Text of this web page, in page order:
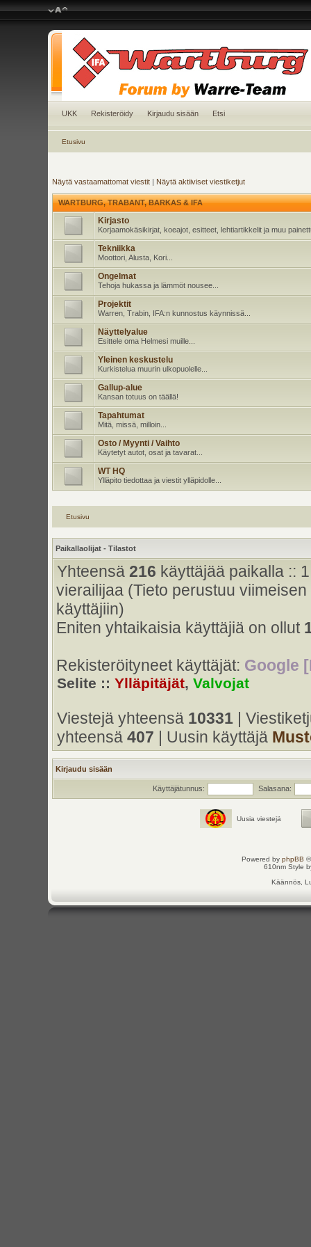
UKK Rekisteröidy Kirjaudu sisään Etsi
Etusivu
Näytä vastaamattomat viestit| Näytä aktiiviset viestiketjut
WARTBURG, TRABANT, BARKAS & IFA
Kirjasto
Korjaamokäsikirjat, koeajot, esitteet, lehtiartikkelit ja muu
Tekniikka
Moottori, Alusta, Kori...
Ongelmat
Tehoja hukassa ja lämmöt nousee...
Projektit
Warren, Trabin, IFA:n kunnostus käynnissä...
Näyttelyalue
Esittele oma Helmesi muille...
Yleinen keskustelu
Kurkistelua muurin ulkopuolelle...
Gallup-alue
Kansan totuus on täällä!
Tapahtumat
Mitä, missä, milloin...
Osto / Myynti / Vaihto
Käytetyt autot, osat ja tavarat...
WT HQ
Ylläpito tiedottaa ja viestit ylläpidolle...
Etusivu
Paikallaolijat - Tilastot
Yhteensä 216 käyttäjää paikalla ::
vierailijaa (Tieto perustuu
käyttäjiin)
Eniten yhtaikaisia käyttäjiä on ollut
Rekisteröityneet käyttäjät: Google
Selite :: Ylläpitäjät, Valvojat
Viestejä yhteensä 10331 |
yhteensä 407 | Uusin käyttäjä
Kirjaudu sisään
Käyttäjätunnus: Salasana:
Uusia viestejä
Powered by phpBB
610nm Style
Käännös,